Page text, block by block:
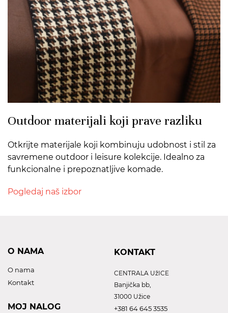
Outdoor materijali koji prave razliku
Otkrijte materijale koji kombinuju udobnost i stil za
savremene outdoor i leisure kolekcije. Idealno za
funkcionalne i prepoznatljive komade.
Pogledaj naš izbor
O NAMA
O nama
Kontakt
MOJ NALOG
KONTAKT
CENTRALA UžICE
Banjička bb,
31000 Užice
+381 64 645 3535